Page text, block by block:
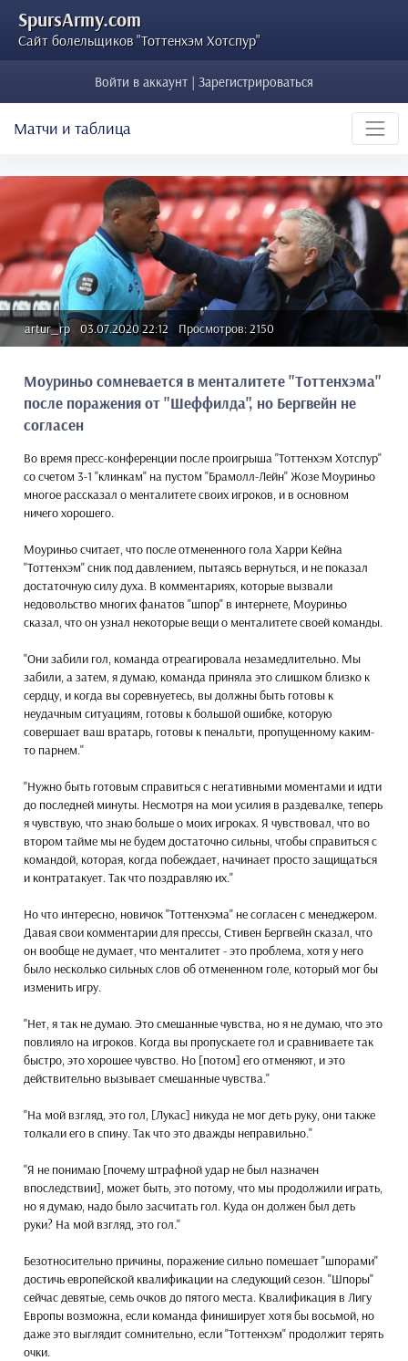
SpursArmy.com
Сайт болельщиков "Тоттенхэм Хотспур"
Войти в аккаунт | Зарегистрироваться
Матчи и таблица
artur_rp 03.07.2020 22:12 Просмотров: 2150
Моуриньо сомневается в менталитете "Тоттенхэма"
после поражения от "Шеффилда", но Бергвейн не
согласен
Во время пресс-конференции после проигрыша "Тоттенхэм Хотспур"
со счетом 3-1 "клинкам" на пустом "Брамолл-Лейн" Жозе Моуриньо
многое рассказал о менталитете своих игроков, и в основном
ничего хорошего.
Моуриньо считает, что после отмененного гола Харри Кейна
"Тоттенхэм" сник под давлением, пытаясь вернуться, и не показал
достаточную силу духа. В комментариях, которые вызвали
недовольство многих фанатов "шпор" в интернете, Моуриньо
сказал, что он узнал некоторые вещи о менталитете своей команды.
"Они забили гол, команда отреагировала незамедлительно. Мы
забили, а затем, я думаю, команда приняла это слишком близко к
сердцу, и когда вы соревнуетесь, вы должны быть готовы к
неудачным ситуациям, готовы к большой ошибке, которую
совершает ваш вратарь, готовы к пенальти, пропущенному каким-
то парнем."
"Нужно быть готовым справиться с негативными моментами и идти
до последней минуты. Несмотря на мои усилия в раздевалке, теперь
я чувствую, что знаю больше о моих игроках. Я чувствовал, что во
втором тайме мы не будем достаточно сильны, чтобы справиться с
командой, которая, когда побеждает, начинает просто защищаться
и контратакует. Так что поздравляю их."
Но что интересно, новичок "Тоттенхэма" не согласен с менеджером.
Давая свои комментарии для прессы, Стивен Бергвейн сказал, что
он вообще не думает, что менталитет - это проблема, хотя у него
было несколько сильных слов об отмененном голе, который мог бы
изменить игру.
"Нет, я так не думаю. Это смешанные чувства, но я не думаю, что это
повлияло на игроков. Когда вы пропускаете гол и сравниваете так
быстро, это хорошее чувство. Но [потом] его отменяют, и это
действительно вызывает смешанные чувства."
"На мой взгляд, это гол, [Лукас] никуда не мог деть руку, они также
толкали его в спину. Так что это дважды неправильно."
"Я не понимаю [почему штрафной удар не был назначен
впоследствии], может быть, это потому, что мы продолжили играть,
но я думаю, надо было засчитать гол. Куда он должен был деть
руки? На мой взгляд, это гол."
Безотносительно причины, поражение сильно помешает "шпорами"
достичь европейской квалификации на следующий сезон. "Шпоры"
сейчас девятые, семь очков до пятого места. Квалификация в Лигу
Европы возможна, если команда финиширует хотя бы восьмой, но
даже это выглядит сомнительно, если "Тоттенхэм" продолжит терять
очки.